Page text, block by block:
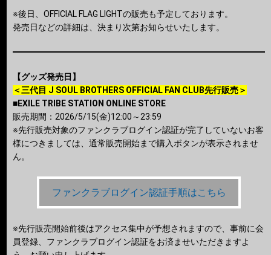
※後日、OFFICIAL FLAG LIGHTの販売も予定しております。
発売日などの詳細は、決まり次第お知らせいたします。
【グッズ発売日】
＜三代目 J SOUL BROTHERS OFFICIAL FAN CLUB先行販売＞
■EXILE TRIBE STATION ONLINE STORE
販売期間：2026/5/15(金)12:00～23:59
※先行販売対象のファンクラブログイン認証が完了していないお客
様につきましては、通常販売開始まで購入ボタンが表示されませ
ん。
ファンクラブログイン認証手順はこちら
※先行販売開始前後はアクセス集中が予想されますので、事前に会
員登録、ファンクラブログイン認証をお済ませいただきますよ